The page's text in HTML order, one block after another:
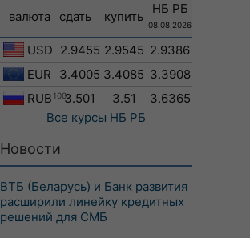
валюта сдать купить
НБ РБ
08.08.2026
USD 2.9455 2.9545 2.9386
EUR
3.4005 3.4085 3.3908
RUB 1003.501 3.51
3.6365
Все курсы НБ РБ
Новости
ВТБ (Беларусь) и Банк развития
расширили линейку кредитных
решений для СМБ